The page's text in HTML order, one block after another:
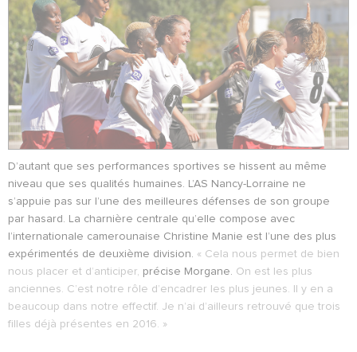
D’autant que ses performances sportives se hissent au même
niveau que ses qualités humaines. L’AS Nancy-Lorraine ne
s’appuie pas sur l’une des meilleures défenses de son groupe
par hasard. La charnière centrale qu’elle compose avec
l’internationale camerounaise Christine Manie est l’une des plus
expérimentés de deuxième division. « Cela nous permet de bien
nous placer et d’anticiper, précise Morgane. On est les plus
anciennes. C’est notre rôle d’encadrer les plus jeunes. Il y en a
beaucoup dans notre effectif. Je n’ai d’ailleurs retrouvé que trois
filles déjà présentes en 2016. »